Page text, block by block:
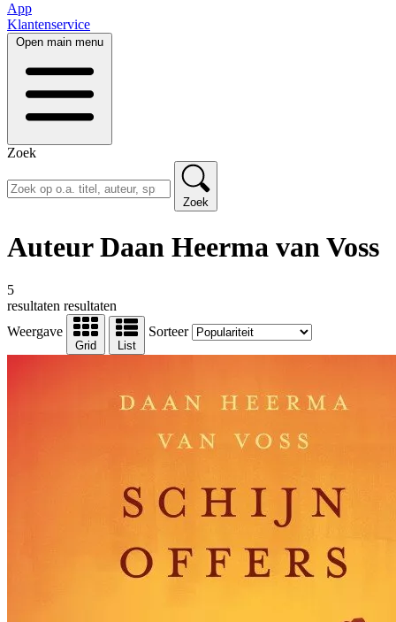
App
Klantenservice
Open main menu
Zoek
Zoek
Auteur Daan Heerma van Voss
5
resultaten resultaten
Weergave
Grid List
Sorteer